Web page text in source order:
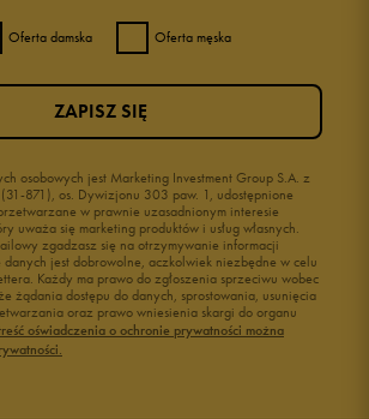
Oferta damska Oferta męska
osobowych jest Marketing Investment Group S.A. z
871), os. Dywizjonu 303 paw. 1, udostępnione
w prawnie uzasadnionym interesie
uważa się marketing produktów i usług własnych.
zgadzasz się na otrzymywanie informacji
danych jest dobrowolne, aczkolwiek niezbędne w celu
Każdy ma prawo do zgłoszenia sprzeciwu wobec
żądania dostępu do danych, sprostowania, usunięcia
oraz prawo wniesienia skargi do organu
oświadczenia o ochronie prywatności można
ZAPISZ SIĘ